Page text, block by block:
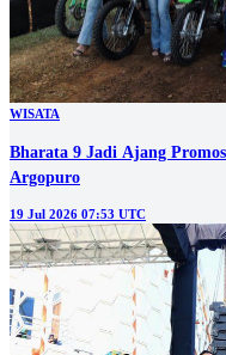
WISATA
Bharata 9 Jadi Ajang
Argopuro
19 Jul 2026 07:53 UTC